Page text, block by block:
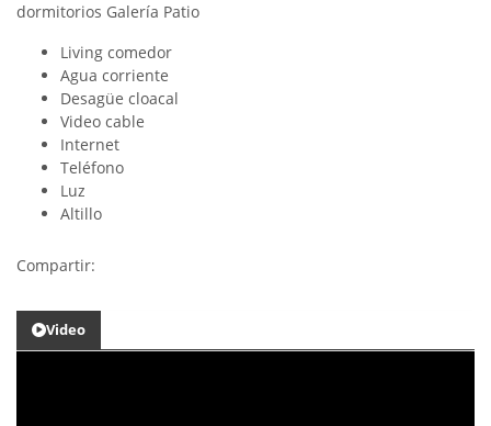
dormitorios Galería Patio
Living comedor
Agua corriente
Desagüe cloacal
Video cable
Internet
Teléfono
Luz
Altillo
Compartir:
Video